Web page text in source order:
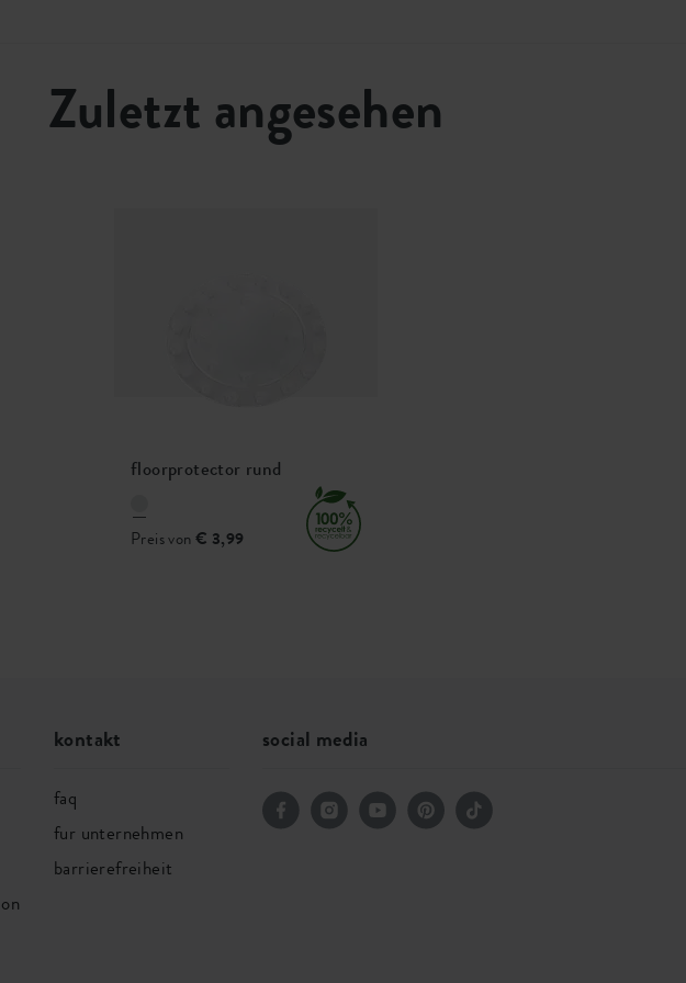
Zuletzt angesehen
floorprotector rund
Preis von € 3,99
kontakt
faq
fur unternehmen
barrierefreiheit
social media